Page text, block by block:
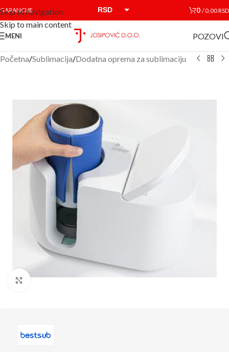
Skip to navigation
Skip to main content
GARANCIJE RSD 0 /0,00RSD
MENI POZOVI
Početna/Sublimacija/Dodatna oprema za sublimaciju
Click to enlarge